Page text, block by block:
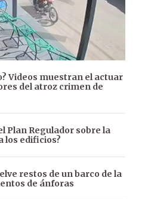
Videos muestran el actuar
del atroz crimen de
Plan Regulador sobre la
los edificios?
restos de un barco de la
de ánforas